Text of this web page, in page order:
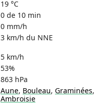
19 °C
0 de 10 min
0 mm/h
3 km/h du NNE
5 km/h
53%
863 hPa
Aune, Bouleau, Graminées,
Ambroisie